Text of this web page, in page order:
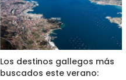
Los destinos gallegos más
buscados este verano: